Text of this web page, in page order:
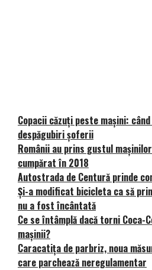
Copacii căzuți peste mașini:
despăgubiri șoferii
Românii au prins gustul
cumpărat în 2018
Autostrada de Centură prinde
Și-a modificat bicicleta ca să
nu a fost încântată
Ce se întâmplă dacă torni Coca-
mașinii?
Caracatița de parbriz, noua
care parchează neregulamentar